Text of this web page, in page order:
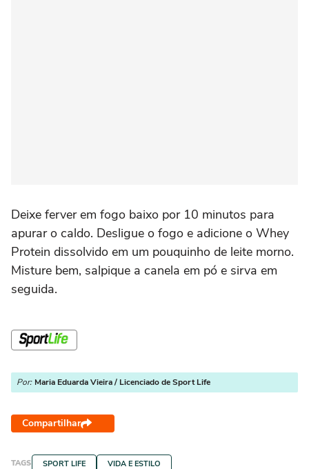
Deixe ferver em fogo baixo por 10 minutos para
apurar o caldo. Desligue o fogo e adicione o Whey
Protein dissolvido em um pouquinho de leite morno.
Misture bem, salpique a canela em pó e sirva em
seguida.
Por: Maria Eduarda Vieira / Licenciado de Sport Life
Compartilhar
TAGS SPORT LIFE VIDA E ESTILO